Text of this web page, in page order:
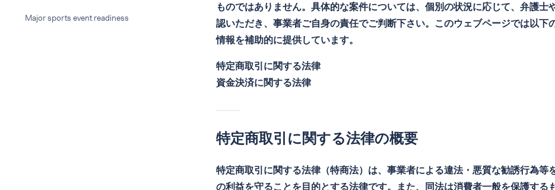
Major sports event readiness
ものではありません。具体的な案件については、個別の状況に応じて、弁護士
認いただき、事業者ご自身の責任でご判断下さい。このウェブページでは以下
情報を補助的に提供しています。
特定商取引に関する法律
資金決済に関する法律
特定商取引に関する法律の概要
特定商取引に関する法律（特商法）は、事業者による違法・悪質な勧誘行為等
の利益を守ることを目的とする法律です。また、同法は消費者一般を保護する